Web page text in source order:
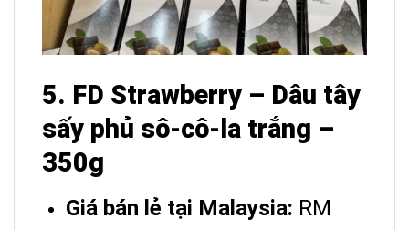
5. FD Strawberry – Dâu tây
sấy phủ sô-cô-la trắng –
350g
Giá bán lẻ tại Malaysia: RM